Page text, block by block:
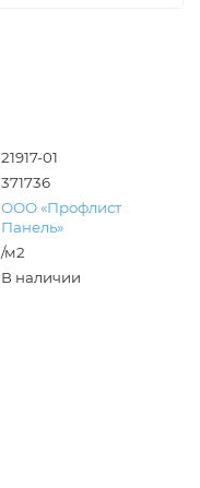
21917-01
371736
ООО «Профлист
Панель»
/м2
В наличии